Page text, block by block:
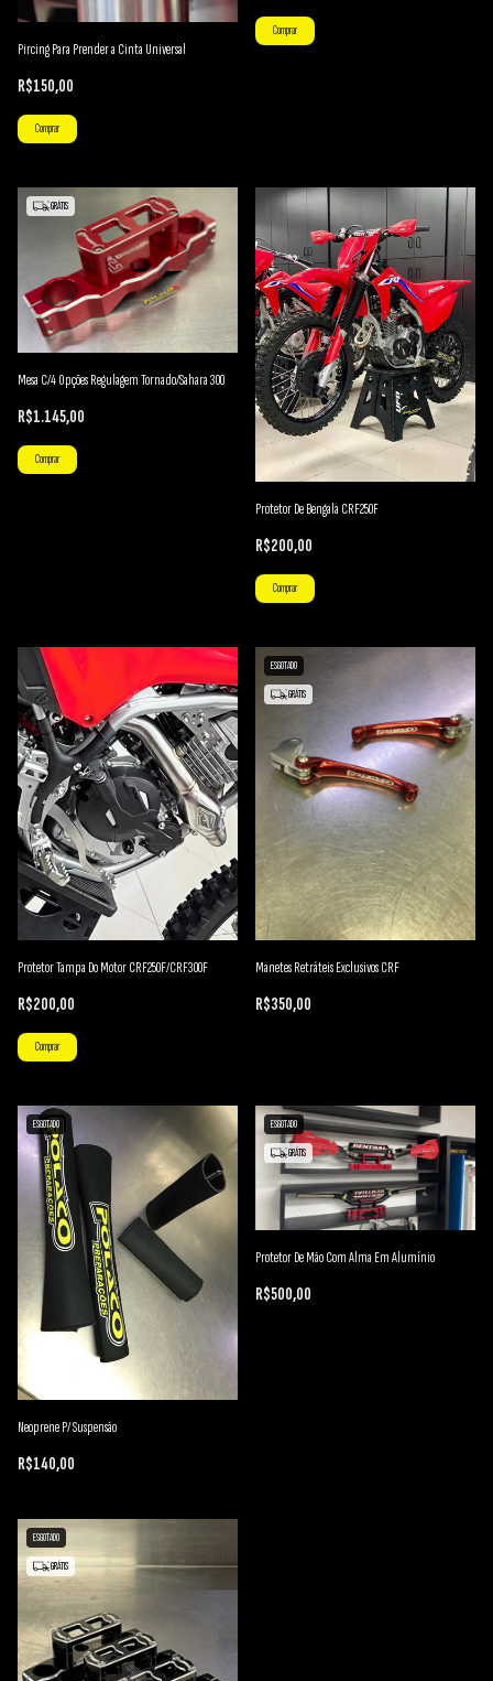
Pircing Para Prender a Cinta Universal
R$150,00
Comprar
Comprar
GRÁTIS
Mesa C/4 Opções Regulagem Tornado/Sahara 300
R$1.145,00
Comprar
Protetor De Bengala CRF250F
R$200,00
Comprar
Protetor Tampa Do Motor CRF250F/CRF300F
R$200,00
Comprar
ESGOTADO
GRÁTIS
Manetes Retráteis Exclusivos CRF
R$350,00
ESGOTADO
Neoprene P/ Suspensão
R$140,00
ESGOTADO
GRÁTIS
Protetor De Mão Com Alma Em Alumínio
R$500,00
ESGOTADO
GRÁTIS